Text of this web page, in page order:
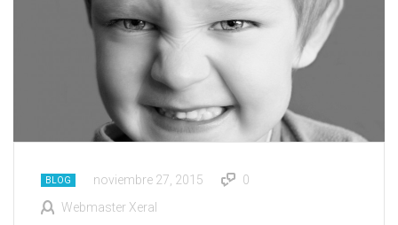
BLOG noviembre 27, 2015
0
Webmaster Xeral